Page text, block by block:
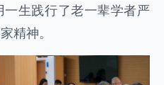
生践行了老一辈学者严
精神。